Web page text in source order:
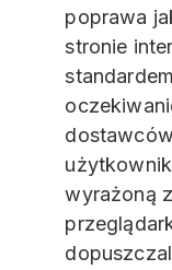
poprawa
stronie
wyrażoną